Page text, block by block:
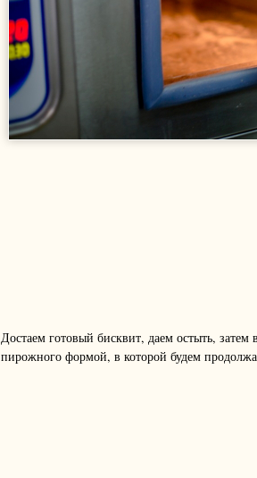
Достаем готовый бисквит, даем остыть, затем
пирожного формой, в которой будем